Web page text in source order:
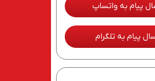
پیام به واتساپ
پیام به تلگرام